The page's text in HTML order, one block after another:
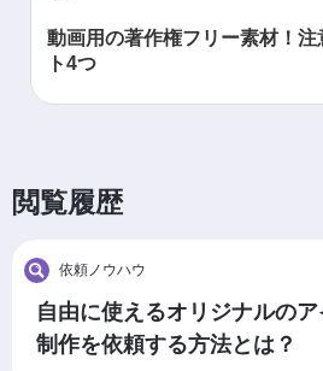
動画用の著作権フリー素材！注
ト4つ
閲覧履歴
依頼ノウハウ
自由に使えるオリジナルのア
制作を依頼する方法とは？